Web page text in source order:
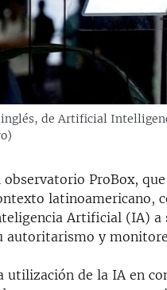
de Artificial
observatorio ProBox,
latinoamericano,
Artificial (IA) a
autoritarismo y
utilización de la IA en